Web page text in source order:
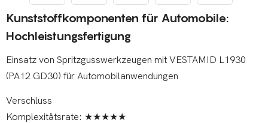
Kunststoffkomponenten für Automobile:
Hochleistungsfertigung
Einsatz von Spritzgusswerkzeugen mit VESTAMID L1930
(PA12 GD30) für Automobilanwendungen
Verschluss
Komplexitätsrate: ★★★★★